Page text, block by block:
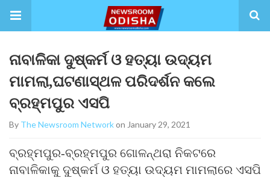
ନାବାଳିକା ଦୁଷ୍କର୍ମ ଓ ହତ୍ୟା ଉଦ୍ୟମ
ମାମଲା,ଘଟଣାସ୍ଥଳ ପରିଦର୍ଶନ କଲେ
ବ୍ରହ୍ମପୁର ଏସପି
By The Newsroom Networkon January 29, 2021
ବ୍ରହ୍ମପୁର-ବ୍ରହ୍ମପୁର ଗୋଳନ୍ଥରା ନିକଟରେ
ନାବାଳିକାକୁ ଦୁଷ୍କର୍ମ ଓ ହତ୍ୟା ଉଦ୍ୟମ ମାମଲାରେ ଏସପି